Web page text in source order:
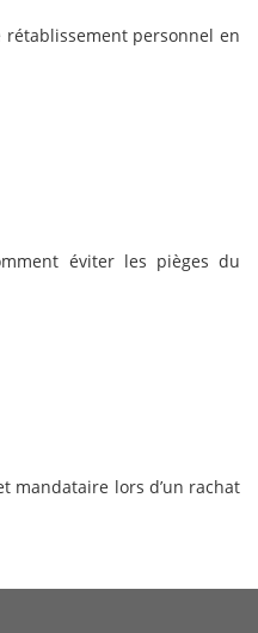
personnel en
éviter les pièges du
mandataire lors d’un rachat